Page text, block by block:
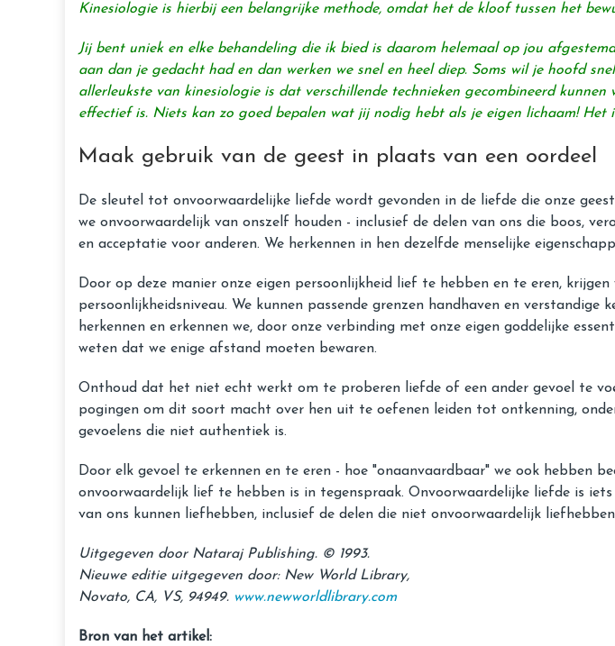
Kinesiologie is hierbij een belangrijke methode, omdat het de kloof tussen het
Jij bent uniek en elke behandeling die ik bied is daarom helemaal op jou
aan dan je gedacht had en dan werken we snel en heel diep. Soms wil je hoofd
allerleukste van kinesiologie is dat verschillende technieken gecombineerd
effectief is. Niets kan zo goed bepalen wat jij nodig hebt als je eigen lichaam!
Maak gebruik van de geest in plaats van een oordeel
De sleutel tot onvoorwaardelijke liefde wordt gevonden in de liefde die onze
we onvoorwaardelijk van onszelf houden - inclusief de delen van ons die boos,
en acceptatie voor anderen. We herkennen in hen dezelfde menselijke
Door op deze manier onze eigen persoonlijkheid lief te hebben en te eren,
persoonlijkheidsniveau. We kunnen passende grenzen handhaven en
herkennen en erkennen we, door onze verbinding met onze eigen goddelijke
weten dat we enige afstand moeten bewaren.
Onthoud dat het niet echt werkt om te proberen liefde of een ander gevoel te
pogingen om dit soort macht over hen uit te oefenen leiden tot ontkenning,
gevoelens die niet authentiek is.
Door elk gevoel te erkennen en te eren - hoe "onaanvaardbaar" we ook hebben
onvoorwaardelijk lief te hebben is in tegenspraak. Onvoorwaardelijke liefde is
van ons kunnen liefhebben, inclusief de delen die niet onvoorwaardelijk
Uitgegeven door Nataraj Publishing. © 1993.
Nieuwe editie uitgegeven door: New World Library,
Novato, CA, VS, 94949. www.newworldlibrary.com
Bron van het artikel: